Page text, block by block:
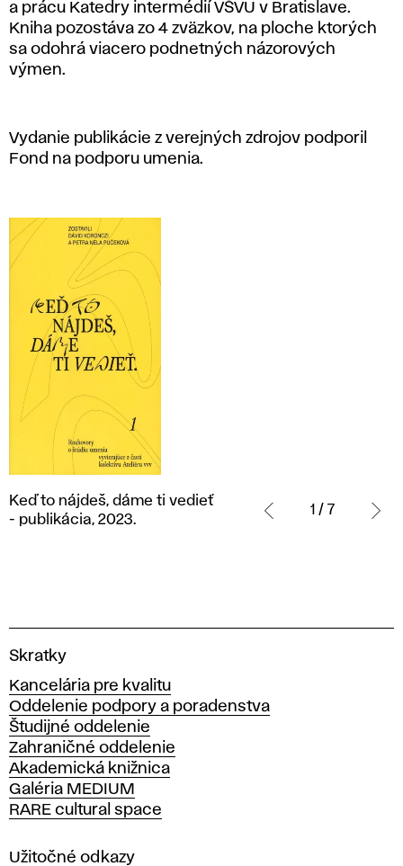
a prácu Katedry intermédií VŠVU v Bratislave.
Kniha pozostáva zo 4 zväzkov, na ploche ktorých
sa odohrá viacero podnetných názorových
výmen.
Vydanie publikácie z verejných zdrojov podporil
Fond na podporu umenia.
to
nájdeš,
2023.
Keď to nájdeš, dáme ti vedieť
- publikácia, 2023.
1 / 7
V
s
o
k
á
š
k
o
a
Skratky
Kancelária pre kvalitu
Oddelenie podpory a poradenstva
Študijné oddelenie
Zahraničné oddelenie
Akademická knižnica
Galéria MEDIUM
RARE cultural space
Užitočné odkazy